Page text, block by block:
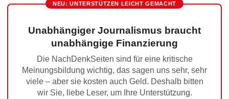
NEU: UNTERSTÜTZEN LEICHT GEMACHT
Unabhängiger Journalismus braucht
unabhängige Finanzierung
Die NachDenkSeiten sind für eine kritische
Meinungsbildung wichtig, das sagen uns sehr, sehr
viele – aber sie kosten auch Geld. Deshalb bitten
wir Sie, liebe Leser, um Ihre Unterstützung.